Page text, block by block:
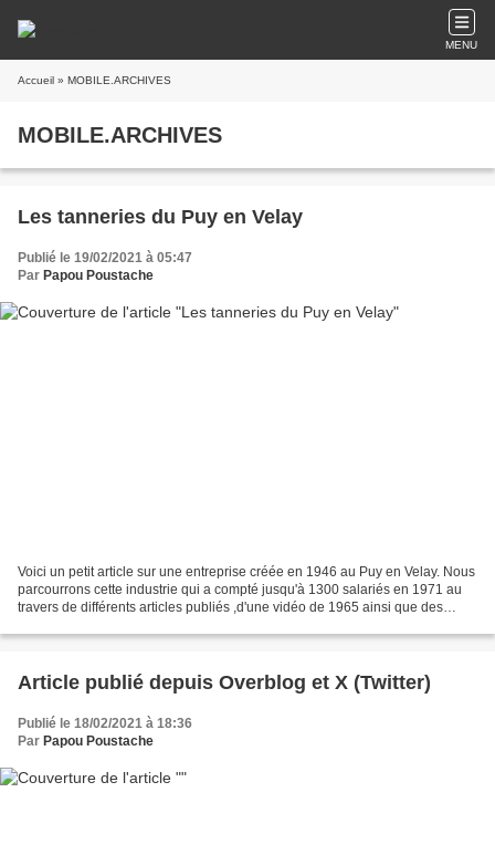
MENU
Accueil » MOBILE.ARCHIVES
MOBILE.ARCHIVES
Les tanneries du Puy en Velay
Publié le 19/02/2021 à 05:47
Par Papou Poustache
Voici un petit article sur une entreprise créée en 1946 au Puy en Velay. Nous
parcourrons cette industrie qui a compté jusqu'à 1300 salariés en 1971 au
travers de différents articles publiés ,d'une vidéo de 1965 ainsi que des
Article publié depuis Overblog et X (Twitter)
Publié le 18/02/2021 à 18:36
Par Papou Poustache